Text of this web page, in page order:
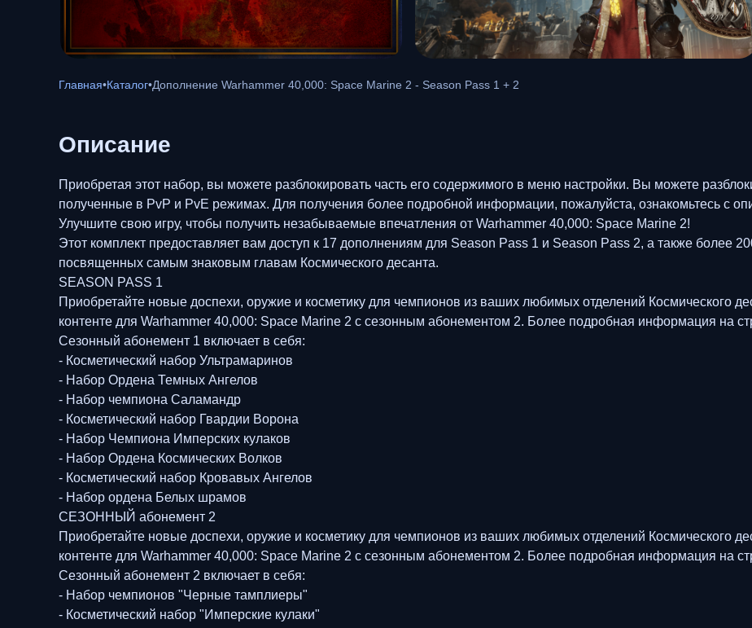
Главная•Каталог•Дополнение Warhammer 40,000: Space Marine 2 - Season Pass 1 + 2
Описание
Приобретая этот набор, вы можете разблокировать часть его содержимого в меню настройки. Вы можете
полученные в PvP и PvE режимах. Для получения более подробной информации, пожалуйста, ознакомьтесь с
Улучшите свою игру, чтобы получить незабываемые впечатления от Warhammer 40,000: Space Marine 2!
Этот комплект предоставляет вам доступ к 17 дополнениям для Season Pass 1 и Season Pass 2, а также более
посвященных самым знаковым главам Космического десанта.
SEASON PASS 1
Приобретайте новые доспехи, оружие и косметику для чемпионов из ваших любимых отделений Космического
контенте для Warhammer 40,000: Space Marine 2 с сезонным абонементом 2. Более подробная информация на
Сезонный абонемент 1 включает в себя:
- Косметический набор Ультрамаринов
- Набор Ордена Темных Ангелов
- Набор чемпиона Саламандр
- Косметический набор Гвардии Ворона
- Набор Чемпиона Имперских кулаков
- Набор Ордена Космических Волков
- Косметический набор Кровавых Ангелов
- Набор ордена Белых шрамов
СЕЗОННЫЙ абонемент 2
Приобретайте новые доспехи, оружие и косметику для чемпионов из ваших любимых отделений Космического
контенте для Warhammer 40,000: Space Marine 2 с сезонным абонементом 2. Более подробная информация на
Сезонный абонемент 2 включает в себя:
- Набор чемпионов "Черные тамплиеры"
- Косметический набор "Имперские кулаки"